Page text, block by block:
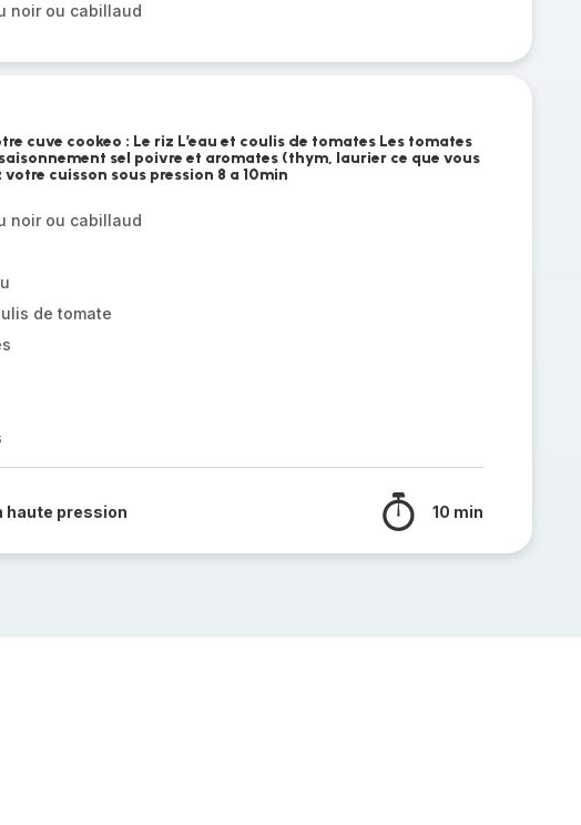
noir ou cabillaud
cuve cookeo : Le riz L’eau et coulis de tomates Les tomates
sel poivre et aromates (thym, laurier ce que vous
cuisson sous pression 8 a 10min
noir ou cabillaud
de tomate
haute pression 10 min